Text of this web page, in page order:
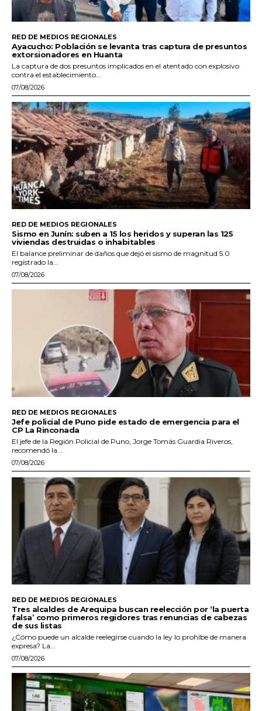
RED DE MEDIOS REGIONALES
Ayacucho: Población se levanta tras captura de presuntos
extorsionadores en Huanta
La captura de dos presuntos implicados en el atentado con explosivo
contra el establecimiento...
07/08/2026
RED DE MEDIOS REGIONALES
Sismo en Junín: suben a 15 los heridos y superan las 125
viviendas destruidas o inhabitables
El balance preliminar de daños que dejó el sismo de magnitud 5.0
registrado la...
07/08/2026
RED DE MEDIOS REGIONALES
Jefe policial de Puno pide estado de emergencia para el
CP La Rinconada
El jefe de la Región Policial de Puno, Jorge Tomás Guardia Riveros,
recomendó la...
07/08/2026
RED DE MEDIOS REGIONALES
Tres alcaldes de Arequipa buscan reelección por ‘la puerta
falsa’ como primeros regidores tras renuncias de cabezas
de sus listas
¿Cómo puede un alcalde reelegirse cuando la ley lo prohíbe de manera
expresa? La...
07/08/2026